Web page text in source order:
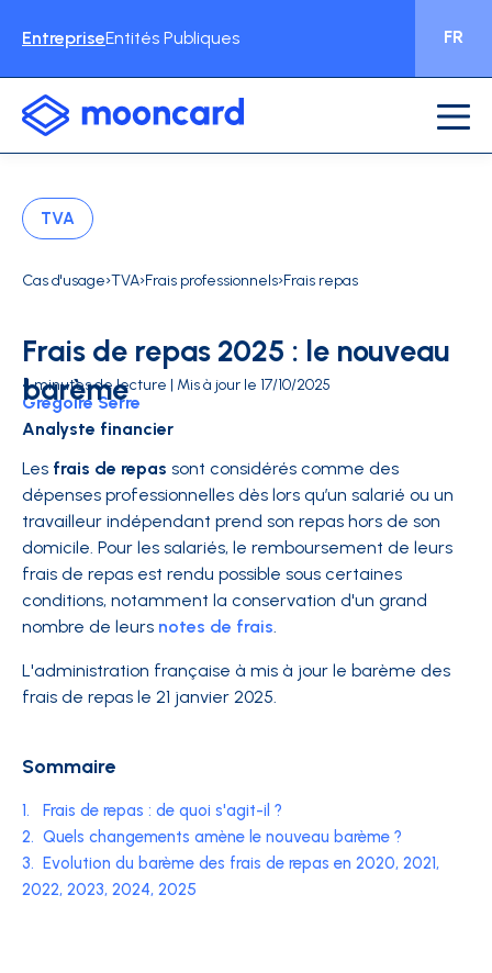
EntrepriseEntités Publiques FR
TVA
Cas d'usage›TVA›Frais professionnels›Frais repas
Frais de repas 2025 : le nouveau
barème
4 minutes de lecture | Mis à jour le 17/10/2025
Grégoire Serre
Analyste financier
Les frais de repas sont considérés comme des
dépenses professionnelles dès lors qu’un salarié ou un
travailleur indépendant prend son repas hors de son
domicile. Pour les salariés, le remboursement de leurs
frais de repas est rendu possible sous certaines
conditions, notamment la conservation d'un grand
nombre de leurs notes de frais.
L'administration française à mis à jour le barème des
frais de repas le 21 janvier 2025.
Sommaire
1.
Frais de repas : de quoi s'agit-il ?
2. Quels changements amène le nouveau barème ?
3. Evolution du barème des frais de repas en 2020, 2021,
2022, 2023, 2024, 2025